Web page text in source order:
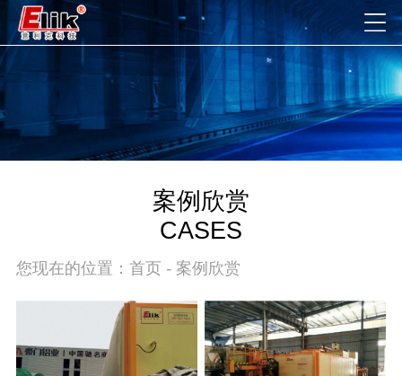
案例欣赏
CASES
您现在的位置： 首页 - 案例欣赏